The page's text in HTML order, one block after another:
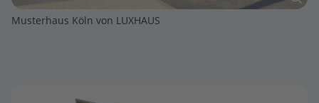
Musterhaus Köln von LUXHAUS